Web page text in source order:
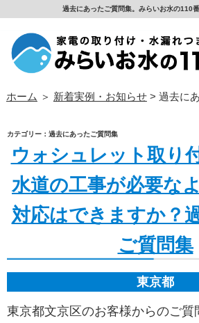
過去にあったご質問集。みらいお水の110
ホーム ＞ 新着実例・お知らせ> 過去に
カテゴリー：過去にあったご質問集
ウォシュレット取り
水道の工事が必要な
対応はできますか？
ご質問集
東京都
東京都文京区のお客様からのご質